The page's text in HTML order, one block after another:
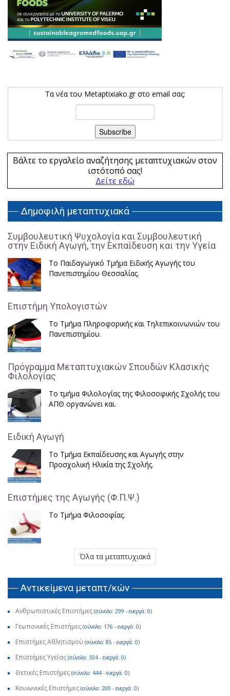
Τα νέα του Metaptixiako.gr στο email σας:
Βάλτε το εργαλείο αναζήτησης μεταπτυχιακών στον
ιστότοπό σας!
Δείτε εδώ
Δημοφιλή μεταπτυχιακά
Συμβουλευτική Ψυχολογία και Συμβουλευτική
στην Ειδική Αγωγή, την Εκπαίδευση και την Υγεία
Το Παιδαγωγικό Τμήμα Ειδικής Αγωγής του
Πανεπιστημίου Θεσσαλίας.
Επιστήμη Υπολογιστών
Το Τμήμα Πληροφορικής και Τηλεπικοινωνιών του
Πανεπιστημίου.
Πρόγραμμα Μεταπτυχιακών Σπουδών Κλασικής
Φιλολογίας
Το τμήμα Φιλολογίας της Φιλοσοφικής Σχολής του
ΑΠΘ οργανώνει και.
Ειδική Αγωγή
Το Τμήμα Εκπαίδευσης και Αγωγής στην
Προσχολική Ηλικία της Σχολής.
Επιστήμες της Αγωγής (Φ.Π.Ψ.)
Το Τμήμα Φιλοσοφίας.
Όλα τα μεταπτυχιακά
Αντικείμενα μεταπτ/κών
Ανθρωπιστικές Επιστήμες (σύνολο: 299 - ενεργά: 0)
Γεωπονικές Επιστήμες (σύνολο: 176 - ενεργά: 0)
Επιστήμες Αθλητισμού (σύνολο: 85 - ενεργά: 0)
Επιστήμες Υγείας (σύνολο: 304 - ενεργά: 0)
Θετικές Επιστήμες (σύνολο: 444 - ενεργά: 0)
Κοινωνικές Επιστήμες (σύνολο: 200 - ενεργά: 0)